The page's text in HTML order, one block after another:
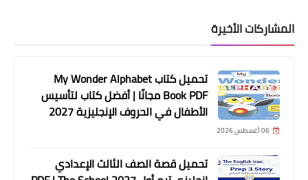
المشاركات الأخيرة
تحميل كتاب My Wonder Alphabet
Book PDF مجانًا | أفضل كتاب لتأسيس
الأطفال في الحروف الإنجليزية 2027
06 أغسطس 2026
تحميل قصة الصف الثالث الإعدادي